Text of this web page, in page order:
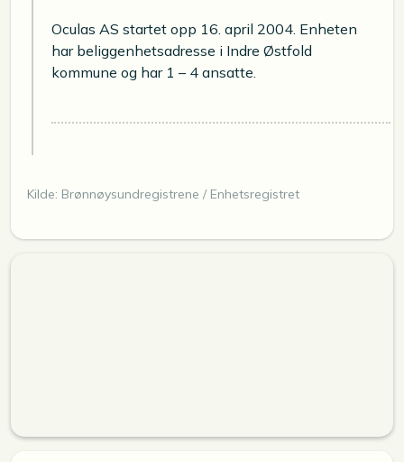
Oculas AS startet opp 16. april 2004. Enheten
har beliggenhetsadresse i Indre Østfold
kommune og har 1 – 4 ansatte.
Kilde: Brønnøysundregistrene / Enhetsregistret